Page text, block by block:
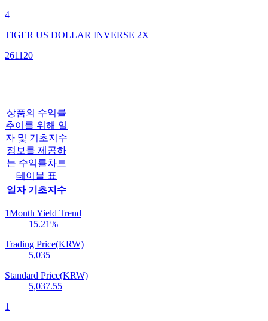
4
TIGER US DOLLAR INVERSE 2X
261120
상품의 수익률
추이를 위해 일
자 및 기초지수
정보를 제공하
는 수익률차트
테이블 표
일자 기초지수
1Month Yield Trend
15.21%
Trading Price(KRW)
5,035
Standard Price(KRW)
5,037.55
1